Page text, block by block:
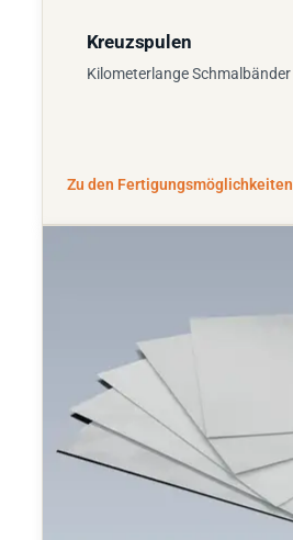
Kreuzspulen
Kilometerlange Schmalbänder
Zu den Fertigungsmöglichkeiten